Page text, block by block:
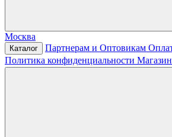
Москва
Каталог Партнерам и Оптовикам
Политика конфиденциальности